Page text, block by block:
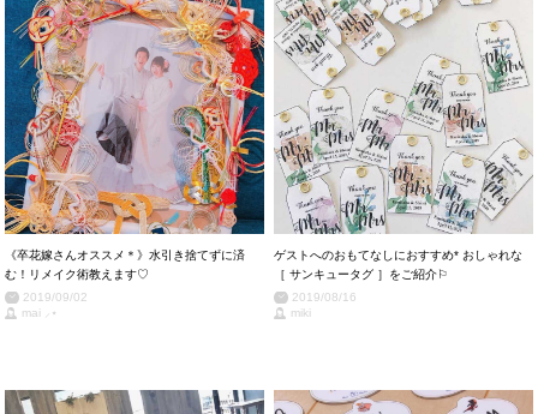
《卒花嫁さんオススメ＊》水引き捨てずに済
む！リメイク術教えます♡
2019/09/02
mai ⸝⋆
ゲストへのおもてなしにおすすめ* おしゃれな
［ サンキュータグ ］をご紹介⚐
2019/08/16
miki